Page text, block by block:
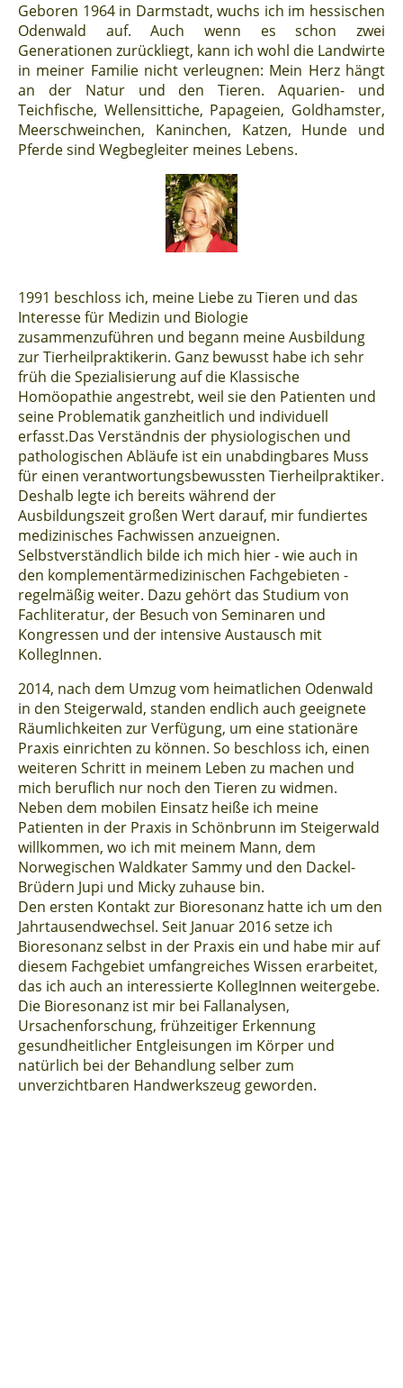
Geboren 1964 in Darmstadt, wuchs ich im hessischen
Odenwald auf. Auch wenn es schon zwei
Generationen zurückliegt, kann ich wohl die Landwirte
in meiner Familie nicht verleugnen: Mein Herz hängt
an der Natur und den Tieren. Aquarien- und
Teichfische, Wellensittiche, Papageien, Goldhamster,
Meerschweinchen, Kaninchen, Katzen, Hunde und
Pferde sind Wegbegleiter meines Lebens.
1991 beschloss ich, meine Liebe zu Tieren und das
Interesse für Medizin und Biologie
zusammenzuführen und begann meine Ausbildung
zur Tierheilpraktikerin. Ganz bewusst habe ich sehr
früh die Spezialisierung auf die Klassische
Homöopathie angestrebt, weil sie den Patienten und
seine Problematik ganzheitlich und individuell
erfasst.Das Verständnis der physiologischen und
pathologischen Abläufe ist ein unabdingbares Muss
für einen verantwortungsbewussten Tierheilpraktiker.
Deshalb legte ich bereits während der
Ausbildungszeit großen Wert darauf, mir fundiertes
medizinisches Fachwissen anzueignen.
Selbstverständlich bilde ich mich hier - wie auch in
den komplementärmedizinischen Fachgebieten -
regelmäßig weiter. Dazu gehört das Studium von
Fachliteratur, der Besuch von Seminaren und
Kongressen und der intensive Austausch mit
KollegInnen.
2014, nach dem Umzug vom heimatlichen Odenwald
in den Steigerwald, standen endlich auch geeignete
Räumlichkeiten zur Verfügung, um eine stationäre
Praxis einrichten zu können. So beschloss ich, einen
weiteren Schritt in meinem Leben zu machen und
mich beruflich nur noch den Tieren zu widmen.
Neben dem mobilen Einsatz heiße ich meine
Patienten in der Praxis in Schönbrunn im Steigerwald
willkommen, wo ich mit meinem Mann, dem
Norwegischen Waldkater Sammy und den Dackel-
Brüdern Jupi und Micky zuhause bin.
Den ersten Kontakt zur Bioresonanz hatte ich um den
Jahrtausendwechsel. Seit Januar 2016 setze ich
Bioresonanz selbst in der Praxis ein und habe mir auf
diesem Fachgebiet umfangreiches Wissen erarbeitet,
das ich auch an interessierte KollegInnen weitergebe.
Die Bioresonanz ist mir bei Fallanalysen,
Ursachenforschung, frühzeitiger Erkennung
gesundheitlicher Entgleisungen im Körper und
natürlich bei der Behandlung selber zum
unverzichtbaren Handwerkszeug geworden.